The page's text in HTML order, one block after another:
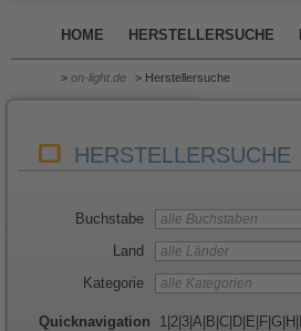
HOME HERSTELLERSUCHE
> on-light.de > Herstellersuche
HERSTELLERSUCHE
Buchstabe
Land
Kategorie
Quicknavigation 1 2 3 A B C D E F G H